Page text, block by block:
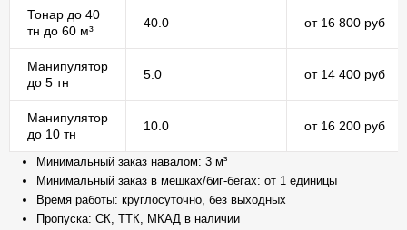
Тонар до 40
тн до 60 м³
40.0 от 16 800 руб
Манипулятор
до 5 тн
5.0 от 14 400 руб
Манипулятор
до 10 тн
10.0 от 16 200 руб
Минимальный заказ навалом: 3 м³
Минимальный заказ в мешках/биг-бегах: от 1 единицы
Время работы: круглосуточно, без выходных
Пропуска: СК, ТТК, МКАД в наличии